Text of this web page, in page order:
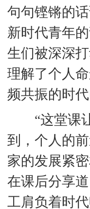
句句铿锵的
新时代青年
生们被深深
理解了个人
频共振的时代
“这堂课
到，个人的
家的发展紧密
在课后分享道
工肩负着时